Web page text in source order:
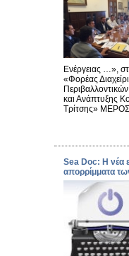
Ενέργειας …»,
«Φορέας
και Ανάπτυξης
Τρίτσης»
Sea Doc: Η νέα
απορρίμματα